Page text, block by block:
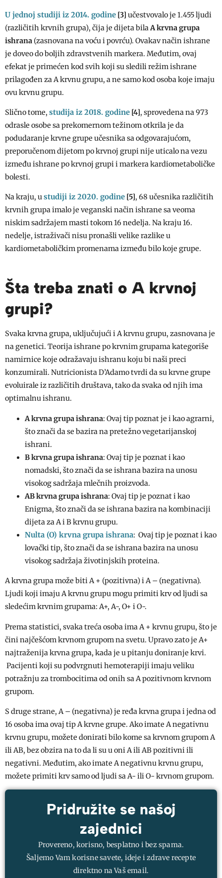
U jednoj studiji iz 2014. godine [3] učestvovalo je 1.455 ljudi
(različitih krvnih grupa), čija je dijeta bila A krvna grupa
ishrana (zasnovana na voću i povrću). Ovakav način ishrane
je doveo do boljih zdravstvenih markera. Međutim, ovaj
efekat je primećen kod svih koji su sledili režim ishrane
prilagođen za A krvnu grupu, a ne samo kod osoba koje imaju
ovu krvnu grupu.
Slično tome, studija iz 2018. godine [4], sprovedena na 973
odrasle osobe sa prekomernom težinom otkrila je da
podudaranje krvne grupe učesnika sa odgovarajućom,
preporučenom dijetom po krvnoj grupi nije uticalo na vezu
između ishrane po krvnoj grupi i markera kardiometaboličke
bolesti.
Na kraju, ustudiji iz 2020. godine [5], 68 učesnika različitih
krvnih grupa imalo je veganski način ishrane sa veoma
niskim sadržajem masti tokom 16 nedelja. Na kraju 16.
nedelje, istraživači nisu pronašli velike razlike u
kardiometaboličkim promenama između bilo koje grupe.
Šta treba znati o A krvnoj
grupi?
Svaka krvna grupa, uključujući i A krvnu grupu, zasnovana je
na genetici. Teorija ishrane po krvnim grupama kategoriše
namirnice koje odražavaju ishranu koju bi naši preci
konzumirali. Nutricionista D’Adamo tvrdi da su krvne grupe
evoluirale iz različitih društava, tako da svaka od njih ima
optimalnu ishranu.
A krvna grupa ishrana: Ovaj tip poznat je i kao agrarni,
što znači da se bazira na pretežno vegetarijanskoj
ishrani.
B krvna grupa ishrana: Ovaj tip je poznat i kao
nomadski, što znači da se ishrana bazira na unosu
visokog sadržaja mlečnih proizvoda.
AB krvna grupa ishrana: Ovaj tip je poznat i kao
Enigma, što znači da se ishrana bazira na kombinaciji
dijeta za A i B krvnu grupu.
Nulta (O) krvna grupa ishrana: Ovaj tip je poznat i kao
lovački tip, što znači da se ishrana bazira na unosu
visokog sadržaja životinjskih proteina.
A krvna grupa može biti A + (pozitivna) i A – (negativna).
Ljudi koji imaju A krvnu grupu mogu primiti krv od ljudi sa
sledećim krvnim grupama: A+, A-, O+ i O-.
Prema statistici, svaka treća osoba ima A + krvnu grupu, što je
čini najčešćom krvnom grupom na svetu. Upravo zato je A+
najtraženija krvna grupa, kada je u pitanju doniranje krvi.
Pacijenti koji su podvrgnuti hemoterapiji imaju veliku
potražnju za trombocitima od onih sa A pozitivnom krvnom
grupom.
S druge strane, A – (negativna) je ređa krvna grupa i jedna od
16 osoba ima ovaj tip A krvne grupe. Ako imate A negativnu
krvnu grupu, možete donirati bilo kome sa krvnom grupom A
ili AB, bez obzira na to da li su u oni A ili AB pozitivni ili
negativni. Međutim, ako imate A negativnu krvnu grupu,
možete primiti krv samo od ljudi sa A- ili O- krvnom grupom.
Pridružite se našoj
zajednici
Provereno, korisno, besplatno i bez spama.
Šaljemo Vam korisne savete, ideje i zdrave recepte
direktno na Vaš email.